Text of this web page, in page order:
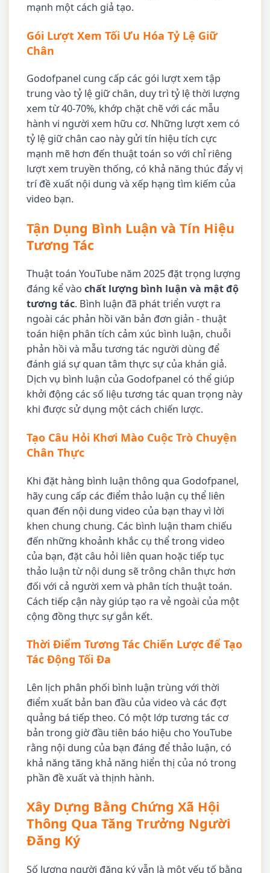
mạnh một cách giả tạo.
Gói Lượt Xem Tối Ưu Hóa Tỷ Lệ Giữ
Chân
Godofpanel cung cấp các gói lượt xem tập
trung vào tỷ lệ giữ chân, duy trì tỷ lệ thời lượng
xem từ 40-70%, khớp chặt chẽ với các mẫu
hành vi người xem hữu cơ. Những lượt xem có
tỷ lệ giữ chân cao này gửi tín hiệu tích cực
mạnh mẽ hơn đến thuật toán so với chỉ riêng
lượt xem truyền thống, có khả năng thúc đẩy vị
trí đề xuất nội dung và xếp hạng tìm kiếm của
video bạn.
Tận Dụng Bình Luận và Tín Hiệu
Tương Tác
Thuật toán YouTube năm 2025 đặt trọng lượng
đáng kể vàochất lượng bình luận và mật độ
tương tác. Bình luận đã phát triển vượt ra
ngoài các phản hồi văn bản đơn giản - thuật
toán hiện phân tích cảm xúc bình luận, chuỗi
phản hồi và mẫu tương tác người dùng để
đánh giá sự quan tâm thực sự của khán giả.
Dịch vụ bình luận của Godofpanel có thể giúp
khởi động các số liệu tương tác quan trọng này
khi được sử dụng một cách chiến lược.
Tạo Câu Hỏi Khơi Mào Cuộc Trò Chuyện
Chân Thực
Khi đặt hàng bình luận thông qua Godofpanel,
hãy cung cấp các điểm thảo luận cụ thể liên
quan đến nội dung video của bạn thay vì lời
khen chung chung. Các bình luận tham chiếu
đến những khoảnh khắc cụ thể trong video
của bạn, đặt câu hỏi liên quan hoặc tiếp tục
thảo luận từ nội dung sẽ trông chân thực hơn
đối với cả người xem và phân tích thuật toán.
Cách tiếp cận này giúp tạo ra vẻ ngoài của một
cộng đồng thực sự gắn kết.
Thời Điểm Tương Tác Chiến Lược để Tạo
Tác Động Tối Đa
Lên lịch phân phối bình luận trùng với thời
điểm xuất bản ban đầu của video và các đợt
quảng bá tiếp theo. Có một lớp tương tác cơ
bản trong giờ đầu tiên báo hiệu cho YouTube
rằng nội dung của bạn đáng để thảo luận, có
khả năng tăng khả năng hiển thị của nó trong
phần đề xuất và thịnh hành.
Xây Dựng Bằng Chứng Xã Hội
Thông Qua Tăng Trưởng Người
Đăng Ký
Số lượng người đăng ký vẫn là một yếu tố bằng